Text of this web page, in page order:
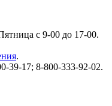
с 9-00 до 17-00.
.
39-17; 8-800-333-92-02.